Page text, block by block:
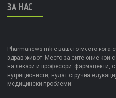
ЗА НАС
Pharmanews.mk е вашето место кога
здрав живот. Место за сите оние кои
на лекари и професори, фармацевти,
нутриционисти, нудат стручна
медицински проблеми.